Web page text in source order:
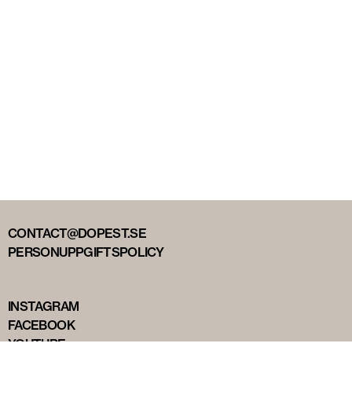
CONTACT@DOPEST.SE
PERSONUPPGIFTSPOLICY
INSTAGRAM
FACEBOOK
YOUTUBE